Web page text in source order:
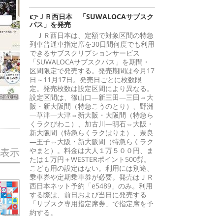
示
👉ＪＲ西日本 「SUWALOCAサブスク
パス」を発売
ＪＲ西日本は、定額で対象区間の特急
列車普通車指定席を30日間何度でも利用
できるサブスクリプションサービス
「SUWALOCAサブスクパス」を期間・
区間限定で発売する。発売期間は今月17
日～11月17日。発売日ごとに枚数限
定。発売枚数は設定区間により異なる。
設定区間は、篠山口―新三田―三田⇔大
阪・新大阪間（特急こうのとり）、野洲
―草津―大津⇔新大阪・大阪間（特急ら
くラクびわこ）、加古川―明石⇔大阪・
新大阪間（特急らくラクはりま）、奈良
―王子⇔大阪・新大阪間（特急らくラク
やまと）。料金は大人１万５００円、ま
たは１万円＋WESTERポイント500㌽。
こども用の設定はない。利用には別途、
乗車券や定期乗車券が必要。発売はＪＲ
西日本ネット予約「e5489」のみ。利用
する際は、前日および当日に発売する
「サブスク専用指定席券」で指定席を予
約する。